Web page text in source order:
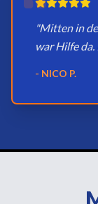
"Mitten in
war Hilfe
- NICO P.